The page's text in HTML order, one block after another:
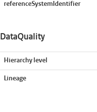
referenceSystemIdentifier
DataQuality
Hierarchy level
Lineage